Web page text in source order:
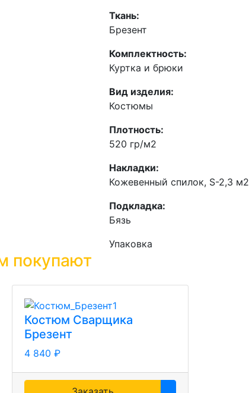
Ткань:
Брезент
Комплектность:
Куртка и брюки
Вид изделия:
Костюмы
Плотность:
520 гр/м2
Накладки:
Кожевенный спилок, S-2,3 м2
Подкладка:
Бязь
Упаковка
покупают
Костюм Сварщика
Брезент
4 840 ₽